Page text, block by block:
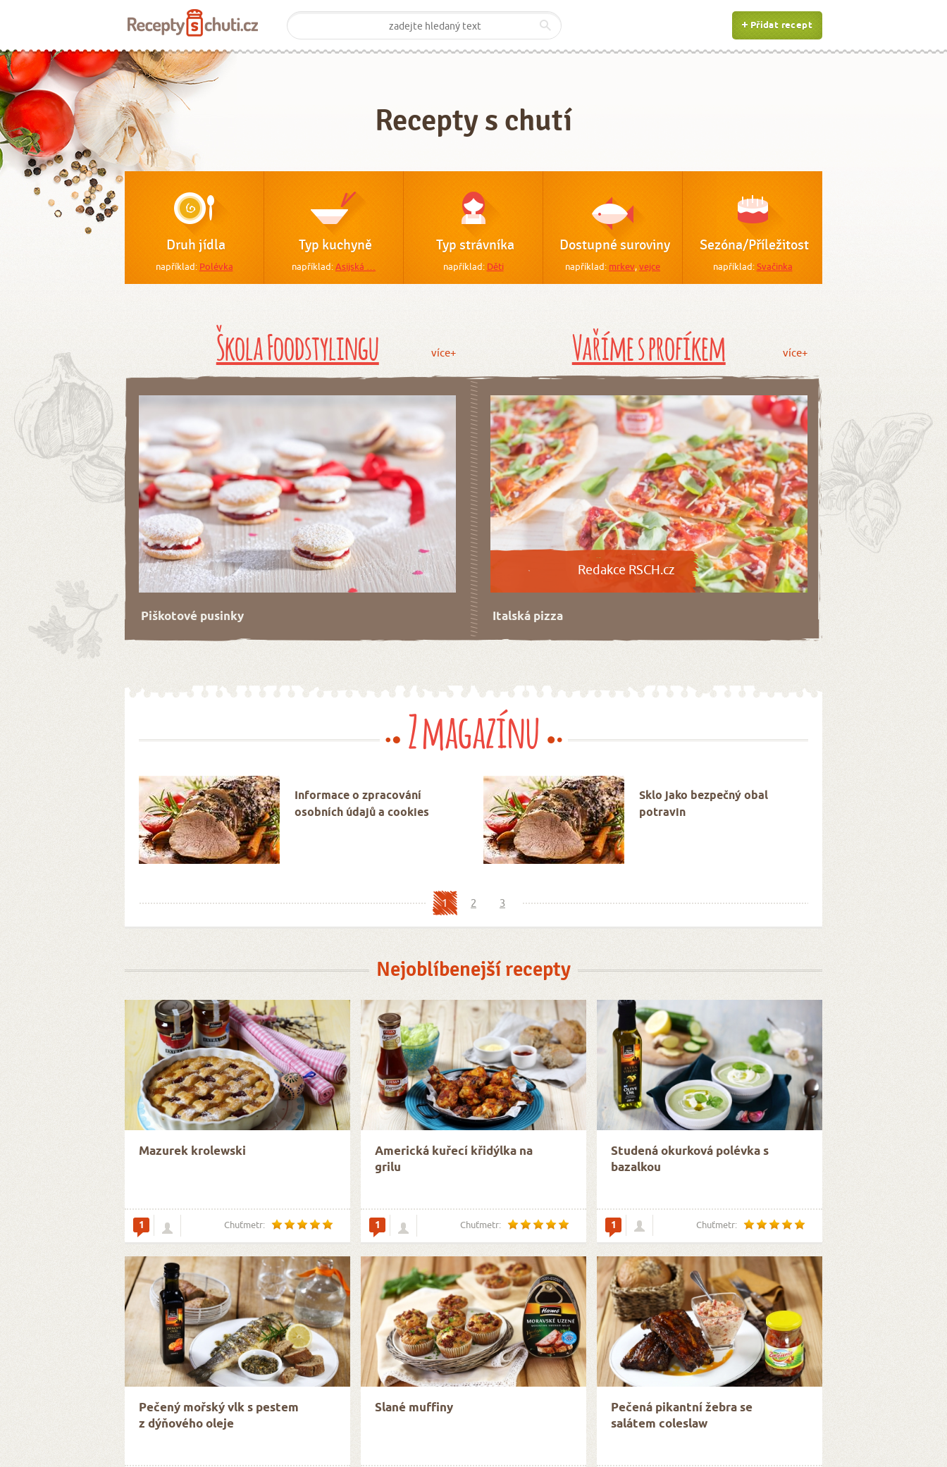
Přidat recept
Recepty s chutí
Druh jídla
například: Polévka
Typ kuchyně
například:Asijská …
Typ strávníka
například: Děti
Dostupné suroviny
například: mrkev,vejce
Sezóna/Příležitost
například:Svačinka
Škola Foodstylingu více+
Piškotové pusinky
Vaříme s profíkem více+
Redakce RSCH.cz
Italská pizza
Z magazínu
Informace o zpracování
osobních údajů a cookies
Sklo jako bezpečný obal
potravin
1 2 3
Nejoblíbenejší recepty
Mazurek krolewski
1 Chuťmetr:
Americká kuřecí křidýlka na
grilu
1 Chuťmetr:
Studená okurková polévka s
bazalkou
1 Chuťmetr:
Pečený mořský vlk s pestem
z dýňového oleje
Slané muffiny
Pečená pikantní žebra se
salátem coleslaw